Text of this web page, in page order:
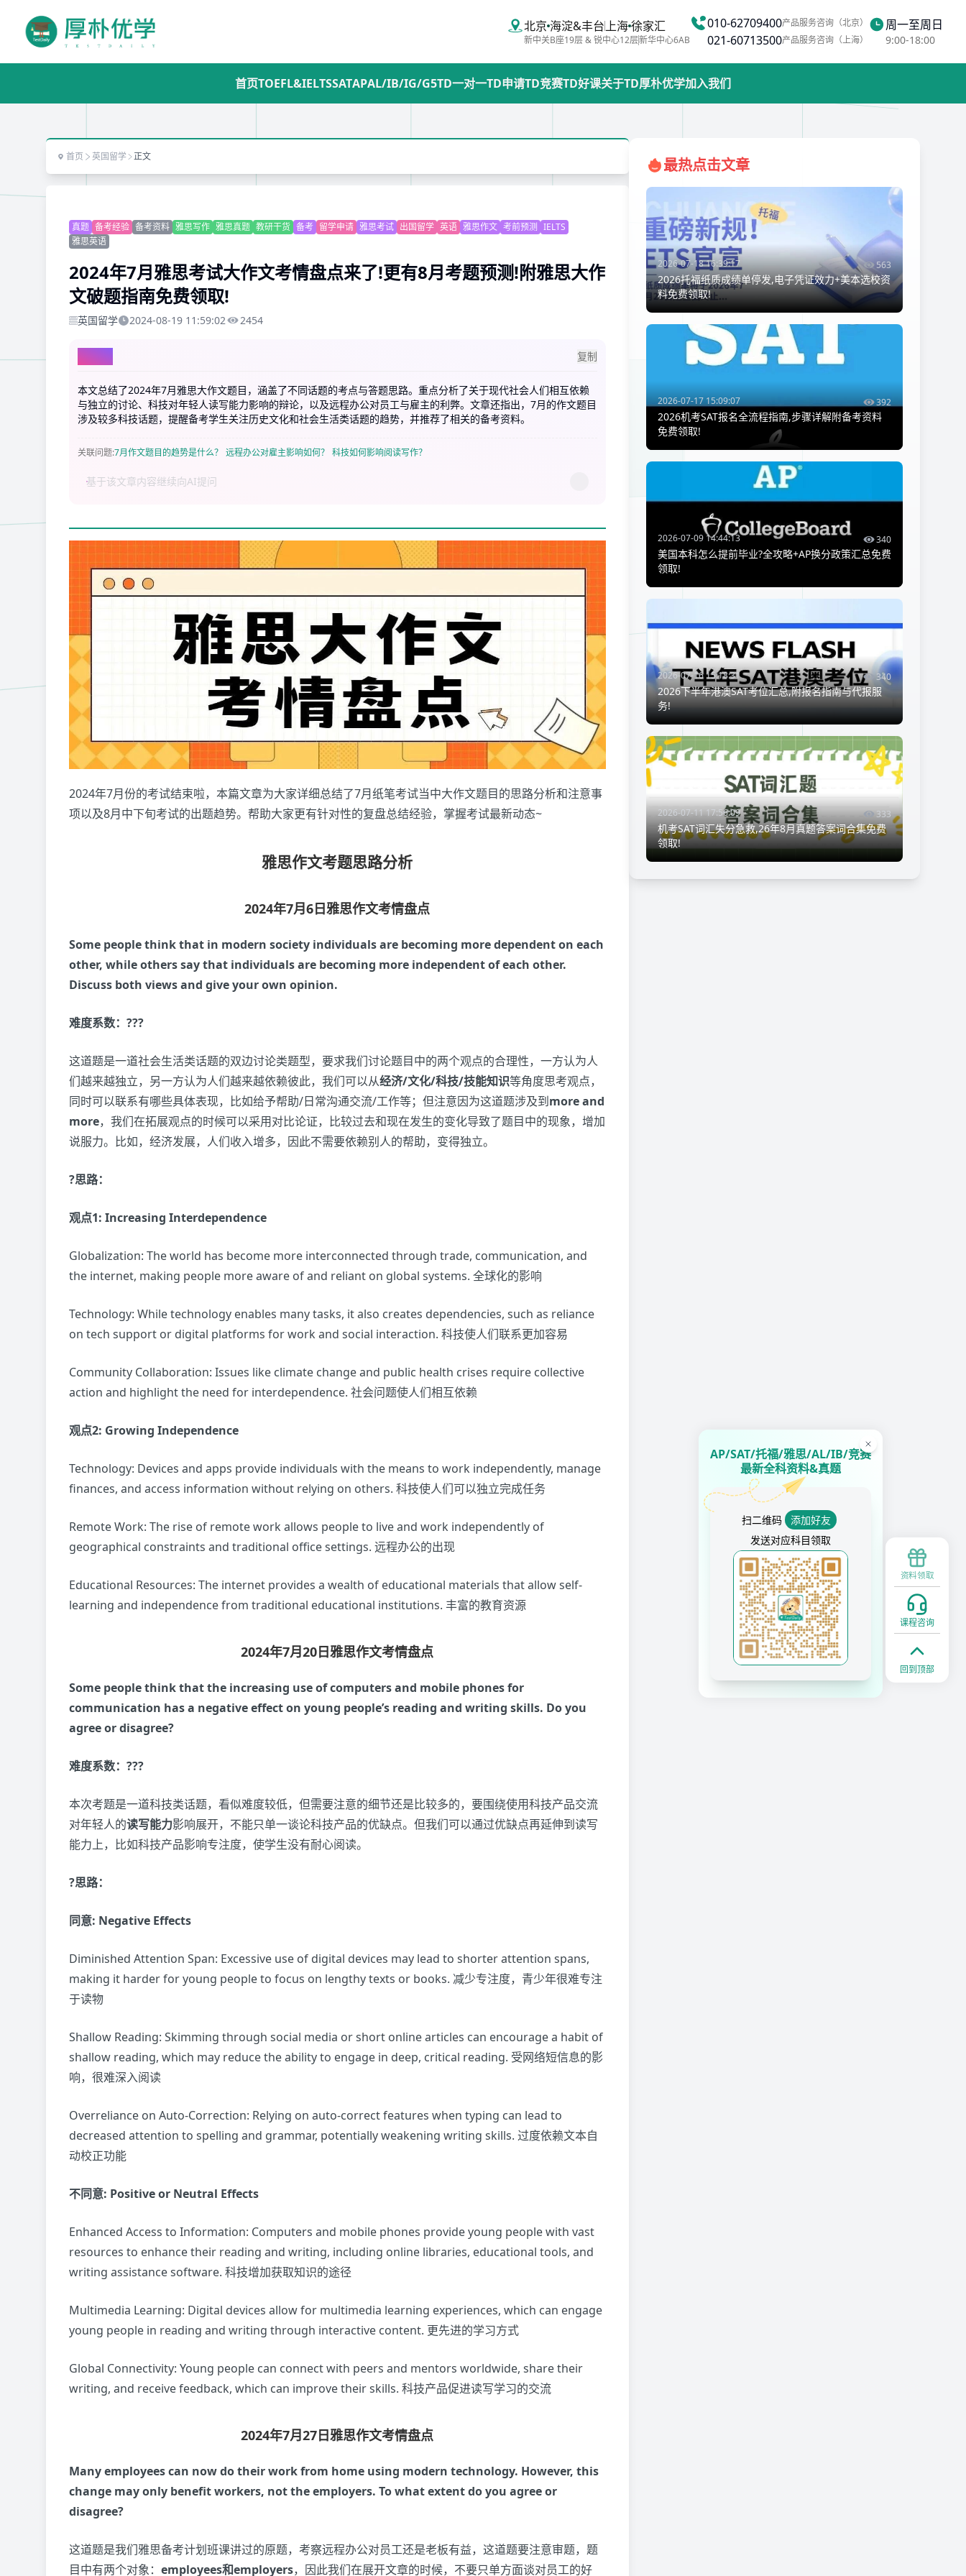
北京 海淀&丰台上海徐家汇
新中关B座19层 & 锐中心12层新华中心6AB
010-62709400产品服务咨询（北京）
021-60713500产品服务咨询（上海）
周一至周日
9:00-18:00
首页TOEFL&IELTSSATAPAL/IB/IG/G5TD一对一TD申请TD竞赛TD好课关于TD厚朴优学加入我们
首页 英国留学 正文
真题 备考经验 备考资料 雅思写作 雅思真题 教研干货 备考 留学申请 雅思考试 出国留学 英语 雅思作文 考前预测 IELTS
雅思英语
2024年7月雅思考试大作文考情盘点来了!更有8月考题预测!附雅思大作
文破题指南免费领取!
英国留学 2024-08-19 11:59:02 2454
AI总结 复制
本文总结了2024年7月雅思大作文题目，涵盖了不同话题的考点与答题思路。重点分析了关于现代社会人们相互依赖
与独立的讨论、科技对年轻人读写能力影响的辩论，以及远程办公对员工与雇主的利弊。文章还指出，7月的作文题目
涉及较多科技话题，提醒备考学生关注历史文化和社会生活类话题的趋势，并推荐了相关的备考资料。
关联问题:7月作文题目的趋势是什么？ 远程办公对雇主影响如何？ 科技如何影响阅读写作？
2024年7月份的考试结束啦，本篇文章为大家详细总结了7月纸笔考试当中大作文题目的思路分析和注意事
项以及8月中下旬考试的出题趋势。帮助大家更有针对性的复盘总结经验，掌握考试最新动态~
雅思作文考题思路分析
2024年7月6日雅思作文考情盘点
Some people think that in modern society individuals are becoming more dependent on each
other, while others say that individuals are becoming more independent of each other.
Discuss both views and give your own opinion.
难度系数：???
这道题是一道社会生活类话题的双边讨论类题型，要求我们讨论题目中的两个观点的合理性，一方认为人
们越来越独立，另一方认为人们越来越依赖彼此，我们可以从经济/文化/科技/技能知识等角度思考观点，
同时可以联系有哪些具体表现，比如给予帮助/日常沟通交流/工作等；但注意因为这道题涉及到more and
more，我们在拓展观点的时候可以采用对比论证，比较过去和现在发生的变化导致了题目中的现象，增加
说服力。比如，经济发展，人们收入增多，因此不需要依赖别人的帮助，变得独立。
?思路：
观点1: Increasing Interdependence
Globalization: The world has become more interconnected through trade, communication, and
the internet, making people more aware of and reliant on global systems. 全球化的影响
Technology: While technology enables many tasks, it also creates dependencies, such as reliance
on tech support or digital platforms for work and social interaction. 科技使人们联系更加容易
Community Collaboration: Issues like climate change and public health crises require collective
action and highlight the need for interdependence. 社会问题使人们相互依赖
观点2: Growing Independence
Technology: Devices and apps provide individuals with the means to work independently, manage
finances, and access information without relying on others. 科技使人们可以独立完成任务
Remote Work: The rise of remote work allows people to live and work independently of
geographical constraints and traditional office settings. 远程办公的出现
Educational Resources: The internet provides a wealth of educational materials that allow self-
learning and independence from traditional educational institutions. 丰富的教育资源
2024年7月20日雅思作文考情盘点
Some people think that the increasing use of computers and mobile phones for
communication has a negative effect on young people’s reading and writing skills. Do you
agree or disagree?
难度系数：???
本次考题是一道科技类话题，看似难度较低，但需要注意的细节还是比较多的，要围绕使用科技产品交流
对年轻人的读写能力影响展开，不能只单一谈论科技产品的优缺点。但我们可以通过优缺点再延伸到读写
能力上，比如科技产品影响专注度，使学生没有耐心阅读。
?思路：
同意: Negative Effects
Diminished Attention Span: Excessive use of digital devices may lead to shorter attention spans,
making it harder for young people to focus on lengthy texts or books. 减少专注度，青少年很难专注
于读物
Shallow Reading: Skimming through social media or short online articles can encourage a habit of
shallow reading, which may reduce the ability to engage in deep, critical reading. 受网络短信息的影
响，很难深入阅读
Overreliance on Auto-Correction: Relying on auto-correct features when typing can lead to
decreased attention to spelling and grammar, potentially weakening writing skills. 过度依赖文本自
动校正功能
不同意: Positive or Neutral Effects
Enhanced Access to Information: Computers and mobile phones provide young people with vast
resources to enhance their reading and writing, including online libraries, educational tools, and
writing assistance software. 科技增加获取知识的途径
Multimedia Learning: Digital devices allow for multimedia learning experiences, which can engage
young people in reading and writing through interactive content. 更先进的学习方式
Global Connectivity: Young people can connect with peers and mentors worldwide, share their
writing, and receive feedback, which can improve their skills. 科技产品促进读写学习的交流
2024年7月27日雅思作文考情盘点
Many employees can now do their work from home using modern technology. However, this
change may only benefit workers, not the employers. To what extent do you agree or
disagree?
这道题是我们雅思备考计划班课讲过的原题，考察远程办公对员工还是老板有益，这道题要注意审题，题
目中有两个对象： employees和employers，因此我们在展开文章的时候，不要只单方面谈对员工的好
最热点击文章
2026-07-18 16:39:17 563
2026托福纸质成绩单停发,电子凭证效力+美本选校资
料免费领取!
2026-07-17 15:09:07 392
2026机考SAT报名全流程指南,步骤详解附备考资料
免费领取!
2026-07-09 14:44:13 340
美国本科怎么提前毕业?全攻略+AP换分政策汇总免费
领取!
2026-07-16 15:18:31 340
2026下半年港澳SAT考位汇总,附报名指南与代报服
务!
2026-07-11 17:56:09 333
机考SAT词汇失分急救,26年8月真题答案词合集免费
领取!
资料领取
课程咨询
回到顶部
AP/SAT/托福/雅思/AL/IB/竞赛
最新全科资料&真题
扫二维码
添加好友
发送对应科目领取